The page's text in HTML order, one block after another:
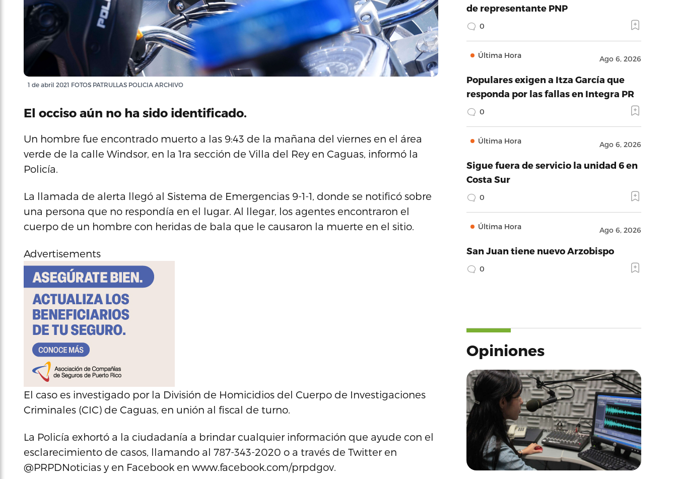
1 de abril 2021 FOTOS PATRULLAS POLICIA ARCHIVO
El occiso aún no ha sido identificado.
Un hombre fue encontrado muerto a las 9:43 de la mañana del viernes en el área
verde de la calle Windsor, en la 1ra sección de Villa del Rey en Caguas, informó la
Policía.
La llamada de alerta llegó al Sistema de Emergencias 9-1-1, donde se notificó sobre
una persona que no respondía en el lugar. Al llegar, los agentes encontraron el
cuerpo de un hombre con heridas de bala que le causaron la muerte en el sitio.
Advertisements
El caso es investigado por la División de Homicidios del Cuerpo de Investigaciones
Criminales (CIC) de Caguas, en unión al fiscal de turno.
La Policía exhortó a la ciudadanía a brindar cualquier información que ayude con el
esclarecimiento de casos, llamando al 787-343-2020 o a través de Twitter en
@PRPDNoticias y en Facebook en www.facebook.com/prpdgov.
de representante PNP
0
Última Hora Ago 6, 2026
Populares exigen a Itza García que
responda por las fallas en Integra PR
0
Última Hora Ago 6, 2026
Sigue fuera de servicio la unidad 6 en
Costa Sur
0
Última Hora Ago 6, 2026
San Juan tiene nuevo Arzobispo
0
Opiniones